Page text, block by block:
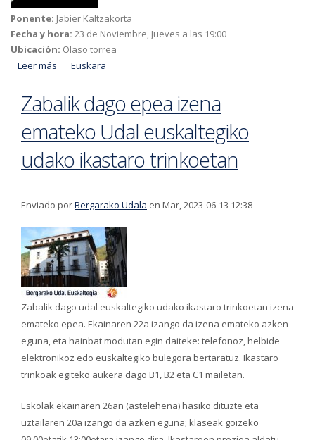
Ponente: Jabier Kaltzakorta
Fecha y hora: 23 de Noviembre, Jueves a las 19:00
Ubicación: Olaso torrea
Leer más acerca de Georges Lacombe euskaltzaina eta bere
Euskara
Zabalik dago epea izena
emateko Udal euskaltegiko
udako ikastaro trinkoetan
Enviado porBergarako Udala en Mar, 2023-06-13 12:38
Zabalik dago udal euskaltegiko udako ikastaro trinkoetan izena
emateko epea. Ekainaren 22a izango da izena emateko azken
eguna, eta hainbat modutan egin daiteke: telefonoz, helbide
elektronikoz edo euskaltegiko bulegora bertaratuz. Ikastaro
trinkoak egiteko aukera dago B1, B2 eta C1 mailetan.
Eskolak ekainaren 26an (astelehena) hasiko dituzte eta
uztailaren 20a izango da azken eguna; klaseak goizeko